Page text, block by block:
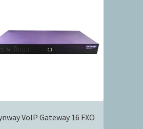
VoIP Gateway 16 FXO